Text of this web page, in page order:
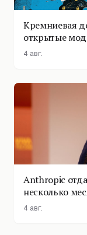
Кремниевая
открытые
4 авг.
Anthropic
несколько
4 авг.